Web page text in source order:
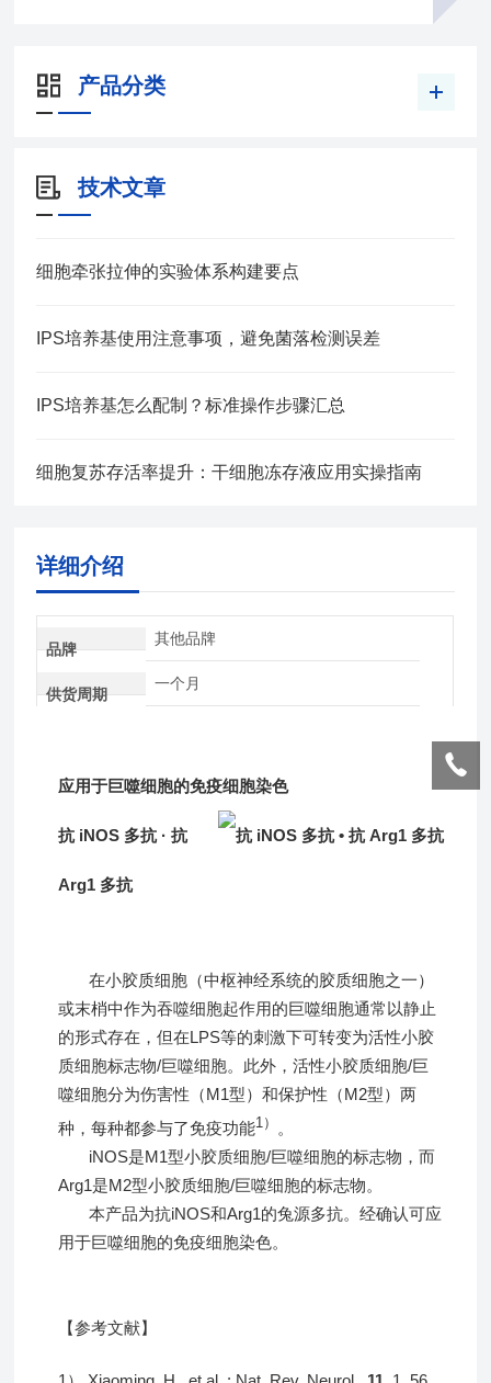
产品分类
技术文章
细胞牵张拉伸的实验体系构建要点
IPS培养基使用注意事项，避免菌落检测误差
IPS培养基怎么配制？标准操作步骤汇总
细胞复苏存活率提升：干细胞冻存液应用实操指南
详细介绍
品牌
其他品牌
供货周期
一个月
应用于巨噬细胞的免疫细胞染色
抗 iNOS 多抗 · 抗
Arg1 多抗
在小胶质细胞（中枢神经系统的胶质细胞之一）
或末梢中作为吞噬细胞起作用的巨噬细胞通常以静止
的形式存在，但在LPS等的刺激下可转变为活性小胶
质细胞标志物/巨噬细胞。此外，活性小胶质细胞/巨
噬细胞分为伤害性（M1型）和保护性（M2型）两
种，每种都参与了免疫功能1）
。
iNOS是M1型小胶质细胞/巨噬细胞的标志物，而
Arg1是M2型小胶质细胞/巨噬细胞的标志物。
本产品为抗iNOS和Arg1的兔源多抗。经确认可应
用于巨噬细胞的免疫细胞染色。
【参考文献】